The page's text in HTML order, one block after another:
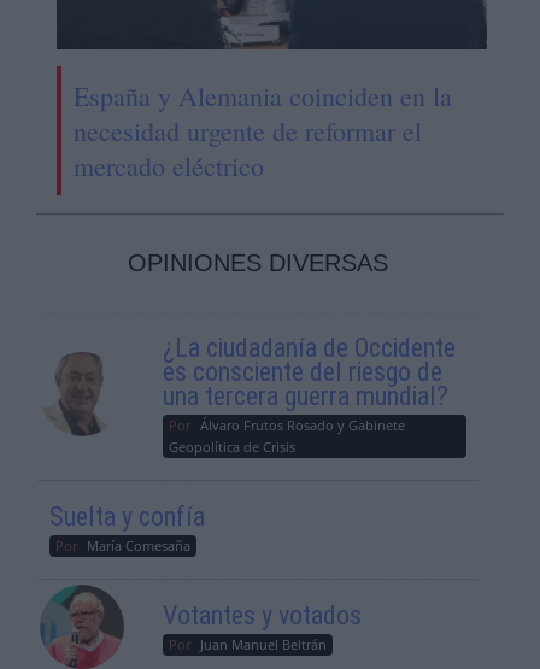
España y Alemania coinciden en la
necesidad urgente de reformar el
mercado eléctrico
OPINIONES DIVERSAS
¿La ciudadanía de Occidente
es consciente del riesgo de
una tercera guerra mundial?
Por Álvaro Frutos Rosado y Gabinete
Geopolítica de Crisis
Suelta y confía
Por María Comesaña
Votantes y votados
Por Juan Manuel Beltrán